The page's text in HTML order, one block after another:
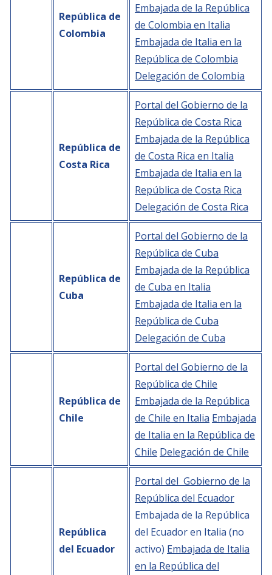
Convocatorias
Registro de proveedores
Contratos/Acuerdos/Grant
NEWSLETTER
República de
Colombia
Embajada de la República
de Colombia en Italia
Embajada de Italia en la
República de Colombia
Delegación de Colombia
República de
Costa Rica
Portal del Gobierno de la
República de Costa Rica
Embajada de la República
de Costa Rica en Italia
Embajada de Italia en la
República de Costa Rica
Delegación de Costa Rica
República de
Cuba
Portal del Gobierno de la
República de Cuba
Embajada de la República
de Cuba en Italia
Embajada de Italia en la
República de Cuba
Delegación de Cuba
República de
Chile
Portal del Gobierno de la
República de Chile
Embajada de la República
de Chile en Italia Embajada
de Italia en la República de
Chile Delegación de Chile
República
del Ecuador
Portal del Gobierno de la
República del Ecuador
Embajada de la República
del Ecuador en Italia (no
activo) Embajada de Italia
en la República del